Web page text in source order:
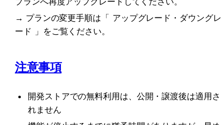
→ プランの変更手順は「 アップグレード・ダウングレ
ード
」をご覧ください。
注意事項
開発ストアでの無料利用は、公開・譲渡後は適用さ
れません